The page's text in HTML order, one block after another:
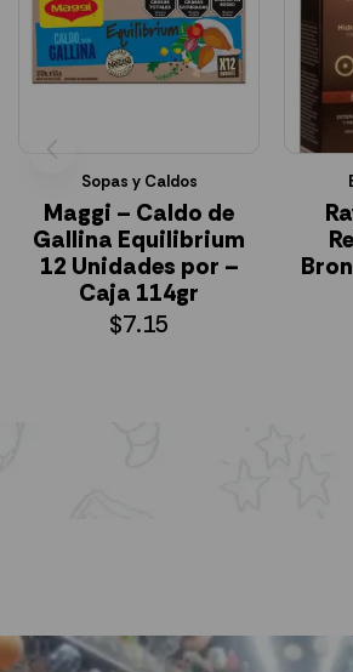
Sopas y Caldos
Maggi – Caldo de
Gallina Equilibrium
12 Unidades por –
Caja 114gr
$7.15